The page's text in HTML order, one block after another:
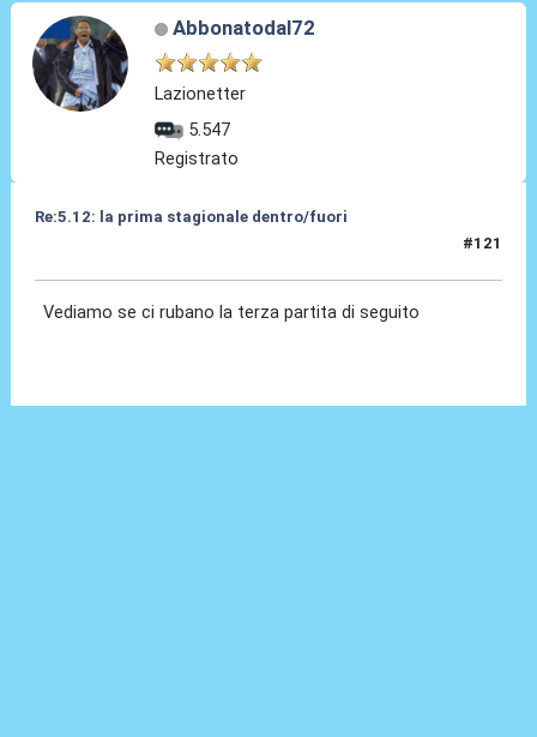
Abbonatodal72
Lazionetter
5.547
Registrato
Re:5.12: la prima stagionale dentro/fuori
#121
Vediamo se ci rubano la terza partita di seguito